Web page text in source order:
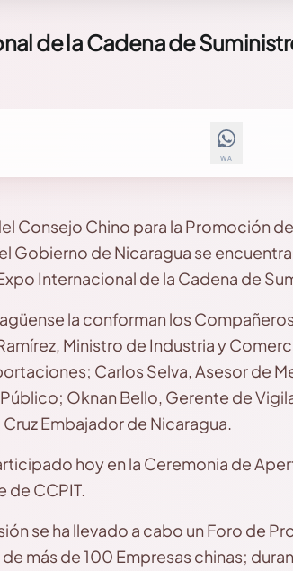
de la Cadena de
WA
Consejo Chino para la Promoción
Gobierno de Nicaragua se
Internacional de la Cadena de
la conforman los
Ministro de Industria y
Carlos Selva, Asesor de
Oknan Bello, Gerente de
Embajador de Nicaragua.
hoy en la Ceremonia de
de CCPIT.
se ha llevado a cabo un Foro de
más de 100 Empresas chinas;